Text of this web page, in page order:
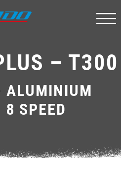
– T300
ALUMINIUM
SPEED